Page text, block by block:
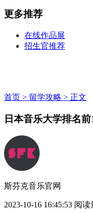
更多推荐
在线作品展
招生官推荐
首页 > 留学攻略 > 正文
日本音乐大学排名
斯芬克音乐官网
2023-10-16 16:45:53 阅读